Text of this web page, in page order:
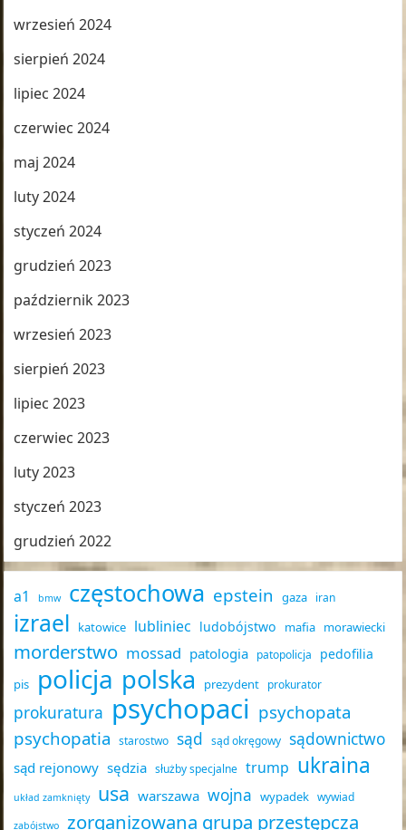
wrzesień 2024
sierpień 2024
lipiec 2024
czerwiec 2024
maj 2024
luty 2024
styczeń 2024
grudzień 2023
październik 2023
wrzesień 2023
sierpień 2023
lipiec 2023
czerwiec 2023
luty 2023
styczeń 2023
grudzień 2022
a1 bmw częstochowa epstein gaza iran
izrael katowice lubliniec ludobójstwo mafia morawiecki
morderstwo mossad patologia patopolicja pedofilia
pis policja polska prezydent prokurator
prokuratura psychopaci psychopata
psychopatia
starostwo sąd sąd okręgowy sądownictwo
sąd rejonowy sędzia służby specjalne trump ukraina
układ zamknięty usa warszawa wojna wypadek wywiad
zabójstwo zorganizowana grupa przestępcza